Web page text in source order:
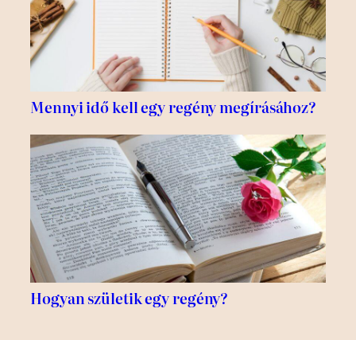
Mennyi idő kell egy regény megírásához?
Hogyan születik egy regény?